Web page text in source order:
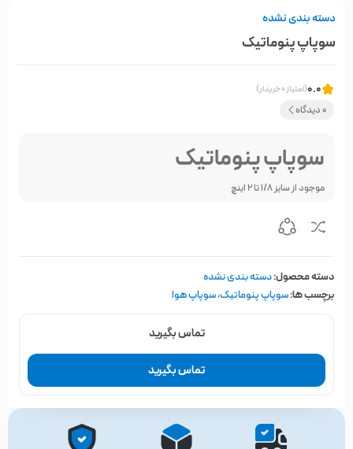
دسته بندی نشده
سوپاپ پنوماتیک
0.0(امتیاز 0 خریدار)
0 دیدگاه
سوپاپ پنوماتیک
موجود از سایز 1/8 تا 2 اینچ
دسته محصول:دسته بندی نشده
برچسب ها:سوپاپ پنوماتیک،سوپاپ هوا
تماس بگیرید
تماس بگیرید